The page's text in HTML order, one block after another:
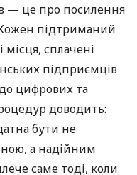
— це про посилення
підтриманий
сплачені
підприємців
цифрових та
доводить:
бути не
а надійним
саме тоді, коли